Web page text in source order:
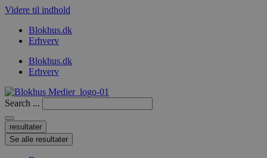
Videre til indhold
Blokhus.dk
Erhverv
Blokhus.dk
Erhverv
Search ...
resultater
Se alle resultater